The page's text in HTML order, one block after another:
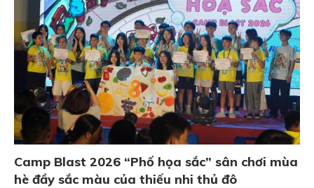
Camp Blast 2026 “Phố họa sắc” sân chơi mùa
hè đầy sắc màu của thiếu nhi thủ đô